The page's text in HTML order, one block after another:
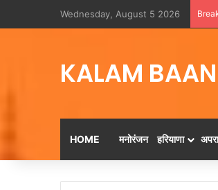
Wednesday, August 5 2026
KALAM BAAN
HOME मनोरंजन हरियाणा